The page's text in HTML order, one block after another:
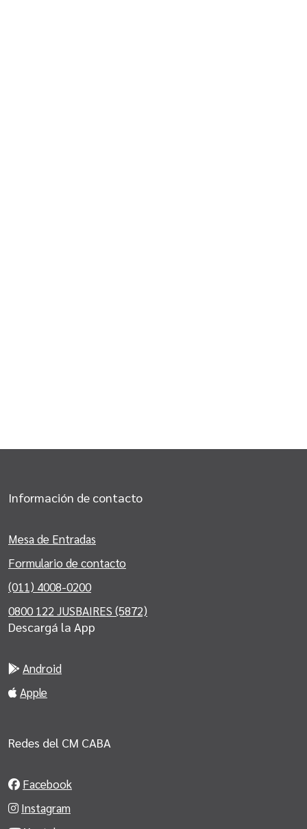
Información de contacto
Mesa de Entradas
Formulario de contacto
(011) 4008-0200
0800 122 JUSBAIRES (5872)
Descargá la App
Android
Apple
Redes del CM CABA
Facebook
Instagram